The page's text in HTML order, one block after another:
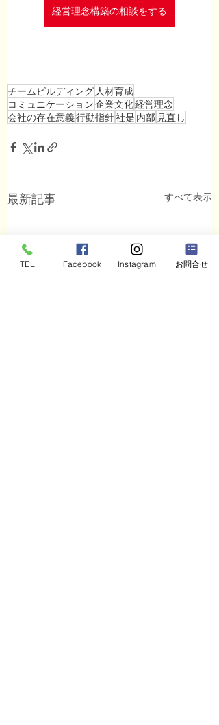
経営理念構築の相談をする
チームビルディング 人材育成
コミュニケーション企業文化経営理念
会社の存在意義行動指針社是 内部 見直し
最新記事 すべて表示
TEL Facebook Instagram お問合せ